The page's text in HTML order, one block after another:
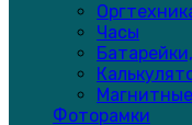
Часы
Фоторамки